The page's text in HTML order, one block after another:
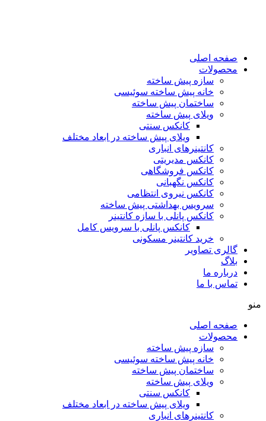
صفحه اصلی
محصولات
سازه پیش ساخته
خانه پیش ساخته سوئیسی
ساختمان پيش ساخته
ویلای پیش ساخته
کانکس سنتی
ویلای پیش ساخته در ابعاد مختلف
كانتينرهای انباری
كانكس مديريتی
کانکس فروشگاهی
كانكس نگهبانی
کانکس نیروی انتظامی
سرويس بهداشتی پيش ساخته
کانکس پانلی با سازه کانتینر
كانكس پانلی با سرویس کامل
خرید کانتینر مسکونی
گالری تصاویر
بلاگ
درباره ما
تماس با ما
منو
صفحه اصلی
محصولات
سازه پیش ساخته
خانه پیش ساخته سوئیسی
ساختمان پيش ساخته
ویلای پیش ساخته
کانکس سنتی
ویلای پیش ساخته در ابعاد مختلف
كانتينرهای انباری